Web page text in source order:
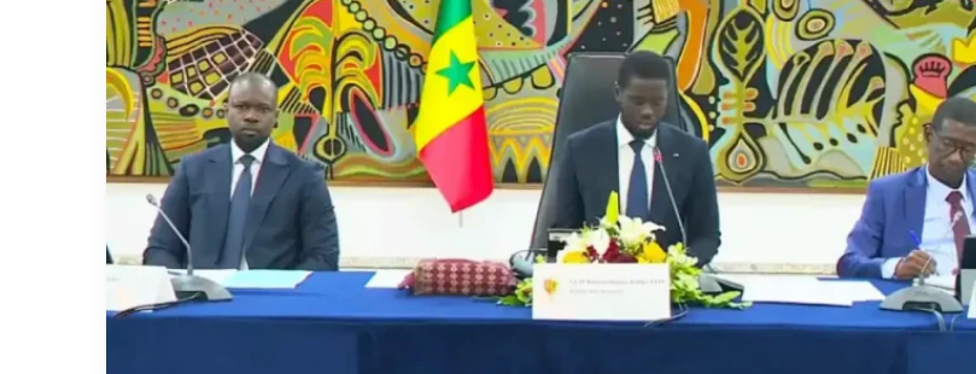
Le Chef de l’Etat, Son Excellence, Monsieur Bassirou Diomaye Diakhar
a présidé, ce jeudi 03 juillet 2025, la réunion hebdomadaire du Conseil des
Ministres, au Palais de la République. Le Président de la République a
l’occasion de l’avènement du nouvel an musulman (1447 de l’Hégire) pour
souhaiter une bonne et heureuse année à la Oummah islamique et